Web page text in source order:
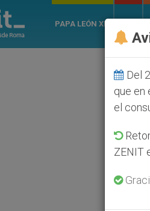
PAPA LEÓN XIV
Del
que en
el
ZENIT